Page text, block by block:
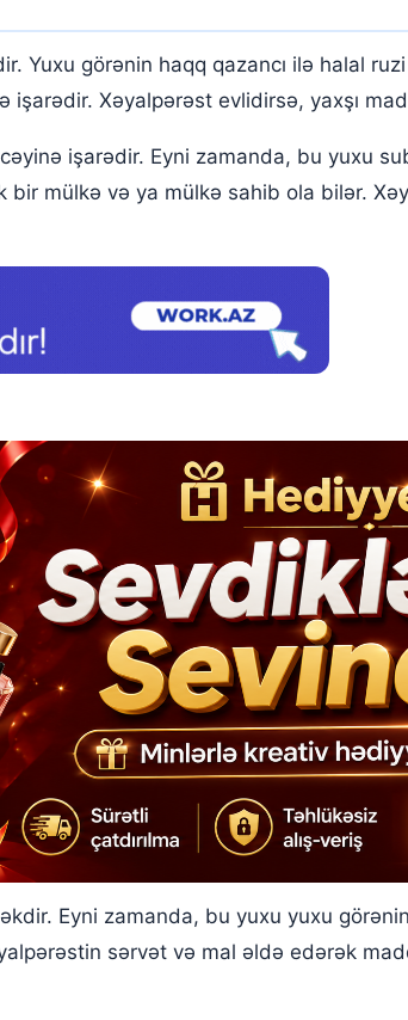
Yuxu görənin haqq qazancı ilə halal
Xəyalpərəst evlidirsə, yaxşı
işarədir. Eyni zamanda, bu yuxu
mülkə və ya mülkə sahib ola bilər.
Eyni zamanda, bu yuxu yuxu
sərvət və mal əldə edərək